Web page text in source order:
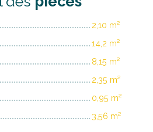
2,10 m²
14,2 m²
8,15 m²
2,35 m²
0,95 m²
3,56 m²